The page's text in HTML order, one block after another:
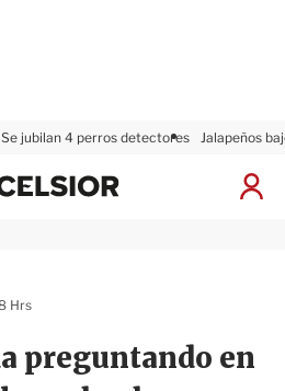
Se jubilan 4 perros detectores Jalapeños
I
e
x
preguntando en
Hrs